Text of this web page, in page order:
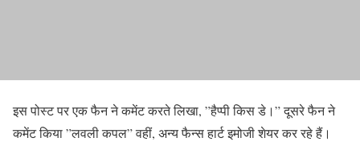
इस पोस्ट पर एक फैन ने कमेंट करते लिखा, ”हैप्पी किस डे।” दूसरे फैन ने
कमेंट किया ”लवली कपल” वहीं, अन्य फैन्स हार्ट इमोजी शेयर कर रहे हैं।